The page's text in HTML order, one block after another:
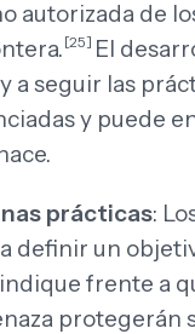
autorizada de
[25]El
a seguir las
y puede
prácticas:
definir un
frente a
protegerán